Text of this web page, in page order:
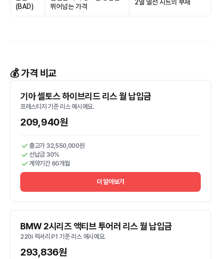
(BAD)
뛰어넘는 가격
2열 열선 시트의 부재
💰 가격 비교
기아 셀토스 하이브리드 리스 월 납입금
프레스티지 기준 리스 예시예요.
209,940원
출고가 32,550,000원
선납금 30%
계약기간 60개월
더 알아보기
BMW 2시리즈 액티브 투어러 리스 월 납입금
220i 럭셔리 P1 기준 리스 예시예요.
293,836원